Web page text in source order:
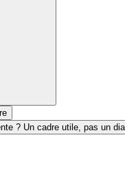
? Un cadre utile, pas un